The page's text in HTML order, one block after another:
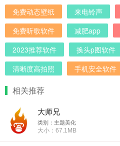
免费动态壁纸
来电铃声
免费听歌软件
减肥app
2023推荐软件
换头p图软件
清晰度高拍照
手机安全软件
相关推荐
大师兄
类别：主题美化
大小：67.1MB